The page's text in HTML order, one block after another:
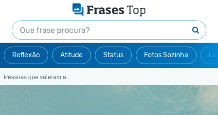
Reflexão Atitude Status Fotos Sozinha
Pessoas que valeram a...